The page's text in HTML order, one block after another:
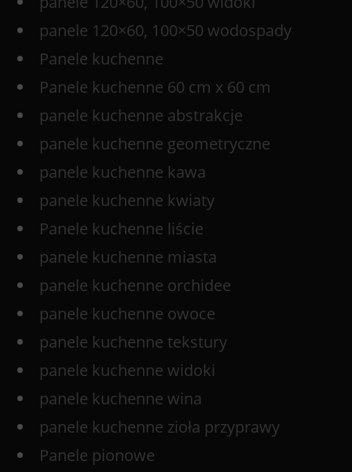
panele 120×60, 100×50 wodospady
Panele kuchenne
Panele kuchenne 60 cm x 60 cm
panele kuchenne abstrakcje
panele kuchenne geometryczne
panele kuchenne kawa
panele kuchenne kwiaty
Panele kuchenne liście
panele kuchenne miasta
panele kuchenne orchidee
panele kuchenne owoce
panele kuchenne tekstury
panele kuchenne widoki
panele kuchenne wina
panele kuchenne zioła przyprawy
Panele pionowe